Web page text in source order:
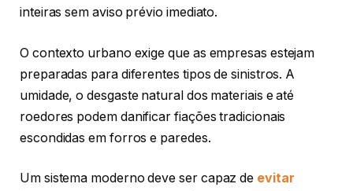
inteiras sem aviso prévio imediato.
O contexto urbano exige que as empresas estejam
preparadas para diferentes tipos de sinistros. A
umidade, o desgaste natural dos materiais e até
roedores podem danificar fiações tradicionais
escondidas em forros e paredes.
Um sistema moderno deve ser capaz de evitar